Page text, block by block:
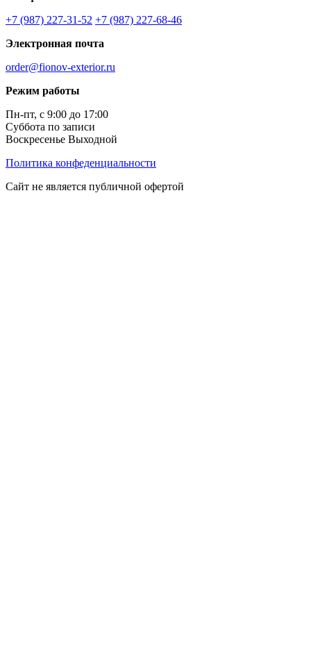
+7 (987) 227-31-52 +7 (987) 227-68-46
Электронная почта
order@fionov-exterior.ru
Режим работы
Пн-пт, с 9:00 до 17:00
Суббота по записи
Воскресенье Выходной
Политика конфеденциальности
Сайт не является публичной офертой